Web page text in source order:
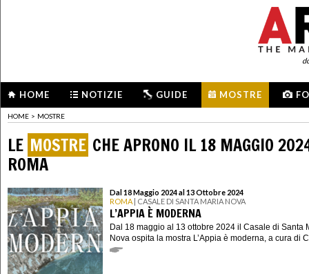
HOME NOTIZIE GUIDE MOSTRE
HOME > MOSTRE
LE MOSTRE CHE APRONO IL 18 MAGGIO
ROMA
Dal 18 Maggio 2024 al 13 Ottobre 2024
ROMA | CASALE DI SANTA MARIA NOVA
L’APPIA È MODERNA
Dal 18 maggio al 13 ottobre 2024 il Casale di Santa
Nova ospita la mostra L’Appia è moderna, a cura di